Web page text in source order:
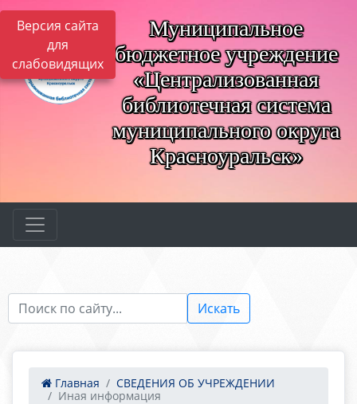
Версия сайта
для
слабовидящих
Муниципальное
бюджетное учреждение
«Централизованная
библиотечная система
муниципального округа
Красноуральск»
Искать
Главная
СВЕДЕНИЯ ОБ УЧРЕЖДЕНИИ
Иная информация